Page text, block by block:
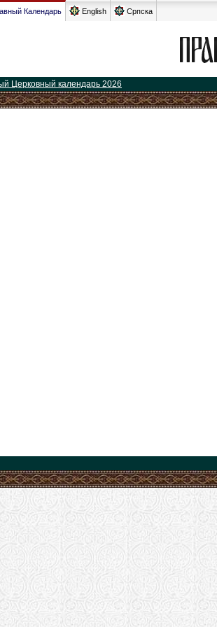
Календарь English Српска
Церковный календарь 2026